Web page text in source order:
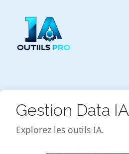
Gestion Data IA
Explorez les outils IA.